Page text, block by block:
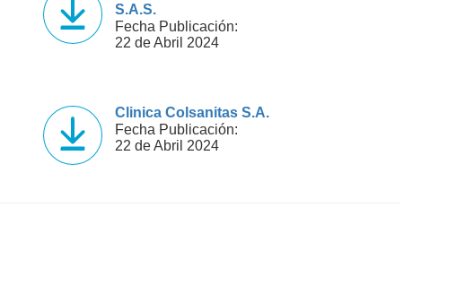
S.A.S.
Fecha Publicación:
22 de Abril 2024
Clinica Colsanitas S.A.
Fecha Publicación:
22 de Abril 2024